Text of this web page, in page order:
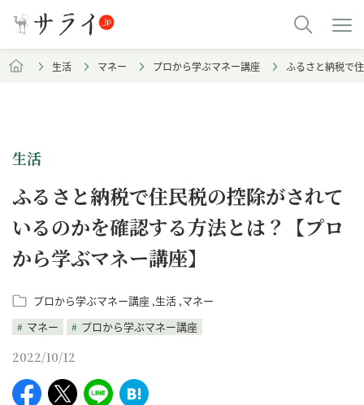
生活 マネー プロから学ぶマネー講座 ふるさと納税で
生活
ふるさと納税で住民税の控除がされて
いるのかを確認する方法とは？【プロ
から学ぶマネー講座】
プロから学ぶマネー講座 生活 マネー
マネー
プロから学ぶマネー講座
2022/10/12